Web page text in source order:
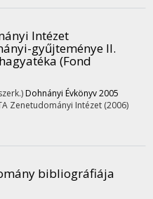
Intézet
gyűjteménye II.
(Fond
Dohnányi Évkönyv 2005
Zenetudományi Intézet (2006)
bibliográfiája